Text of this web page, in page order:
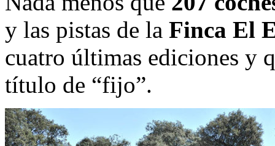
y las pistas de la Finca El
cuatro últimas ediciones y
título de “fijo”.